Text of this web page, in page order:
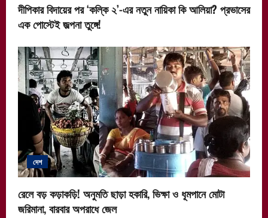
দীপিকার বিদায়ের পর ‘কল্কি ২’-এর নতুন নায়িকা কি আলিয়া? প্রভাসের
এক পোস্টেই জল্পনা তুঙ্গে!
দেশ
রেলে বড় কড়াকড়ি! অনুমতি ছাড়া হকারি, ভিক্ষা ও ধূমপানে মোটা
জরিমানা, বারবার অপরাধে জেল